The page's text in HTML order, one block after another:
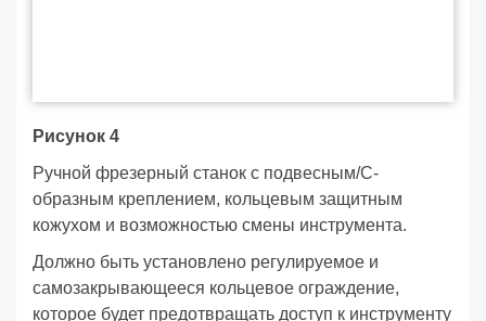
Рисунок 4
Ручной фрезерный станок с подвесным/С-
образным креплением, кольцевым защитным
кожухом и возможностью смены инструмента.
Должно быть установлено регулируемое и
самозакрывающееся кольцевое ограждение,
которое будет предотвращать доступ к инструменту